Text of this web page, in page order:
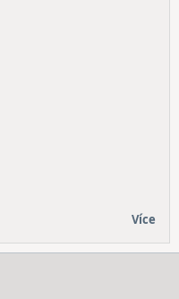
Více